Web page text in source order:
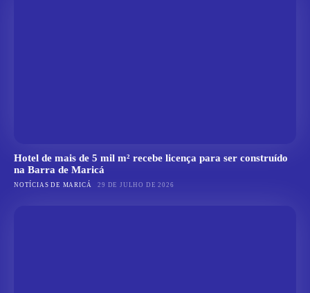
Hotel de mais de 5 mil m² recebe licença para ser construído
na Barra de Maricá
NOTÍCIAS DE MARICÁ 29 DE JULHO DE 2026